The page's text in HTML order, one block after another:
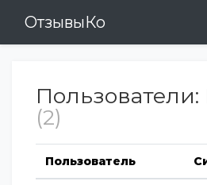
ОтзывыКо
Пользователи:
(2)
Пользователь